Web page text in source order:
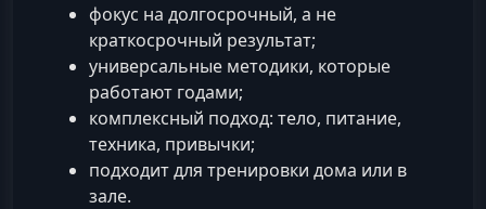
фокус на долгосрочный, а не
краткосрочный результат;
универсальные методики, которые
работают годами;
комплексный подход: тело, питание,
техника, привычки;
подходит для тренировки дома или в
зале.